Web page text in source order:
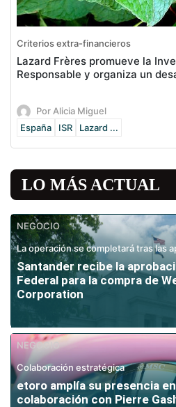
Criterios extra-financieros
Lazard Frères promueve la
Responsable y organiza un
Por Alicia Miguel
España
ISR Lazard ...
LO MÁS ACTUAL
NEGOCIO
La operación se completará tras las
Santander recibe la
Federal para la compra de
Corporation
NEGOCIO
Colaboración estratégica
etoro amplía su presencia
colaboración con Pierre